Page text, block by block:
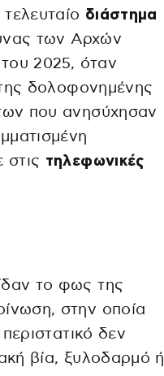
διάστημα
των Αρχών
του 2025, όταν
της δολοφονημένης
που ανησύχησαν
στις τηλεφωνικές
το φως της
στην οποία
δεν
βία, ξυλοδαρμό ή